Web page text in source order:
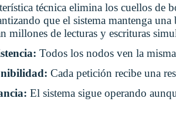
técnica elimina los cuellos de
que el sistema mantenga
millones de lecturas y escrituras
Todos los nodos ven la
Cada petición recibe una
El sistema sigue operando